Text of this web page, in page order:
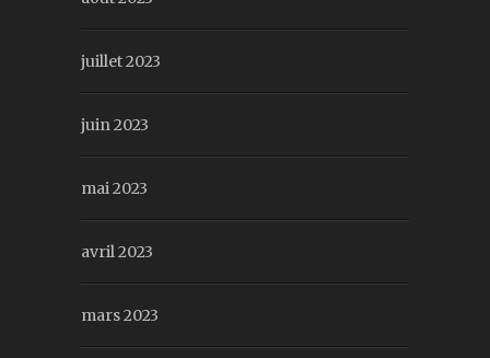
juillet 2023
juin 2023
mai 2023
avril 2023
mars 2023